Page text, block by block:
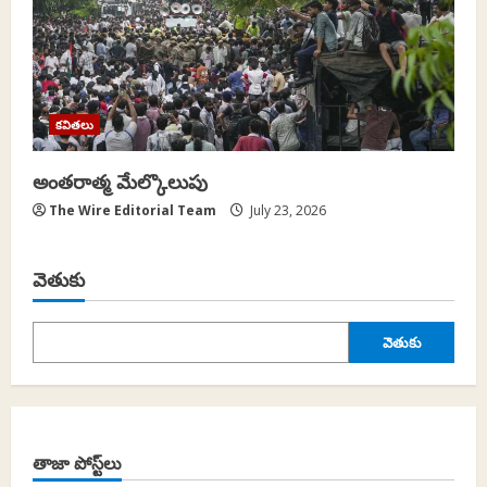
కవితలు
అంతరాత్మ మేల్కొలుపు
The Wire Editorial Team July 23, 2026
వెతుకు
వెతుకు
తాజా పోస్ట్‌లు